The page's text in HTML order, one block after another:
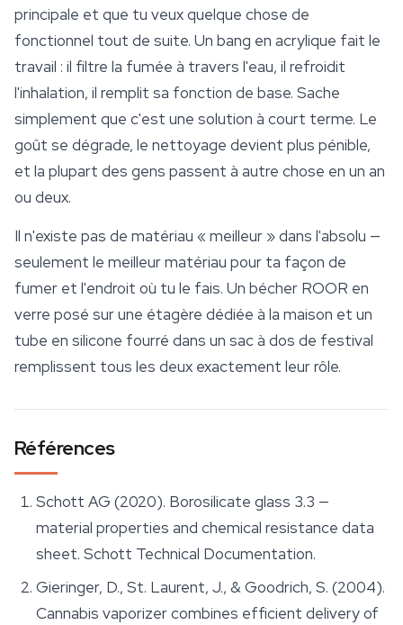
principale et que tu veux quelque chose de
fonctionnel tout de suite. Un bang en acrylique fait le
travail : il filtre la fumée à travers l'eau, il refroidit
l'inhalation, il remplit sa fonction de base. Sache
simplement que c'est une solution à court terme. Le
goût se dégrade, le nettoyage devient plus pénible,
et la plupart des gens passent à autre chose en un an
ou deux.
Il n'existe pas de matériau « meilleur » dans l'absolu —
seulement le meilleur matériau pour ta façon de
fumer et l'endroit où tu le fais. Un bécher ROOR en
verre posé sur une étagère dédiée à la maison et un
tube en silicone fourré dans un sac à dos de festival
remplissent tous les deux exactement leur rôle.
Références
Schott AG (2020). Borosilicate glass 3.3 —
material properties and chemical resistance data
sheet. Schott Technical Documentation.
Gieringer, D., St. Laurent, J., & Goodrich, S. (2004).
Cannabis vaporizer combines efficient delivery of